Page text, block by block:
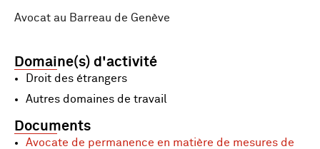
Avocat au Barreau de Genève
Domaine(s) d'activité
Droit des étrangers
Autres domaines de travail
Documents
Avocate de permanence en matière de mesures de